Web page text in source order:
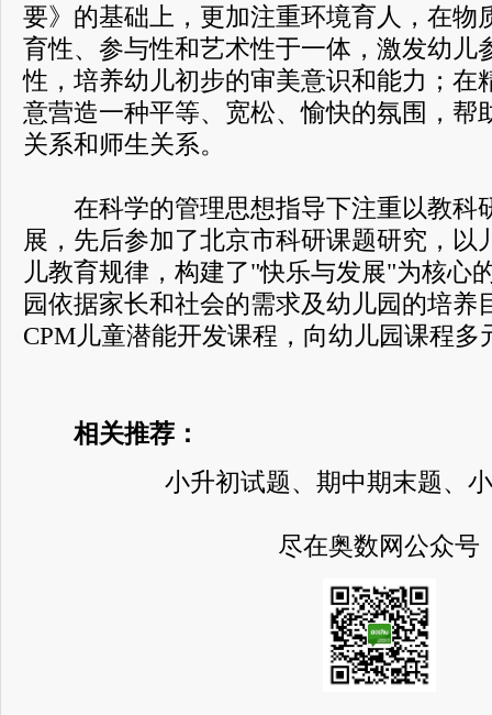
要》的基础上，更加注重环境育人，在物
育性、参与性和艺术性于一体，激发幼儿
性，培养幼儿初步的审美意识和能力；在
意营造一种平等、宽松、愉快的氛围，帮
关系和师生关系。
在科学的管理思想指导下注重以教科
展，先后参加了北京市科研课题研究，以
儿教育规律，构建了"快乐与发展"为核心
园依据家长和社会的需求及幼儿园的培养
CPM儿童潜能开发课程，向幼儿园课程多
相关推荐：
小升初试题、期中期末题、
尽在奥数网公众号